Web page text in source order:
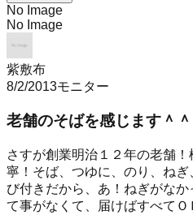
No Image
No Image
紫敷布
8/2/2013モニター
老舗のそばを感じます＾＾
さすが創業明治１２年の老舗
寧！そば、つゆに、のり、ね
び付きだから、あ！ねぎがな
て事がなくて、届けばすべて